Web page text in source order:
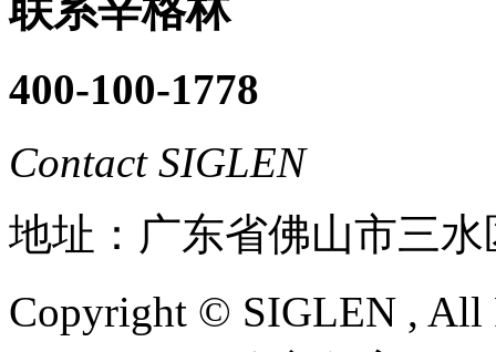
联系辛格林
400-100-1778
Contact SIGLEN
地址：广东省佛山市三
Copyright © SIGLEN , All